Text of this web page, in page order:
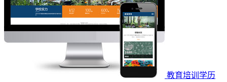
教育培训学历